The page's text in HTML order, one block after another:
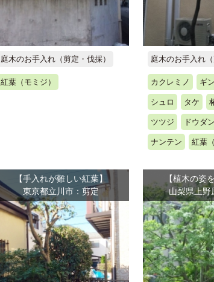
庭木のお手入れ（剪定・伐採）
紅葉（モミジ）
庭木のお手入れ（
カクレミノ ギ
シュロ タケ
ツツジ ドウダ
ナンテン 紅葉
【手入れが難しい紅葉】
東京都立川市：剪定
【植木の姿
山梨県上野